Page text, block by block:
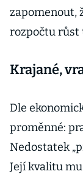
zapomenout,
rozpočtu růst
Krajané,
Dle
proměnné:
Nedostatek
Její kvalitu